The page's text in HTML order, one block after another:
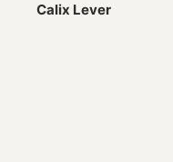
Calix Lever